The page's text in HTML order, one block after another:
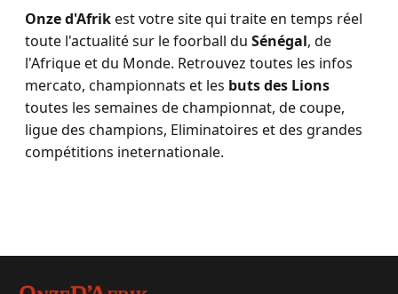
Onze d'Afrikest votre site qui traite en temps réel
toute l'actualité sur le foorball du Sénégal, de
l'Afrique et du Monde. Retrouvez toutes les infos
mercato, championnats et les buts des Lions
toutes les semaines de championnat, de coupe,
ligue des champions, Eliminatoires et des grandes
compétitions ineternationale.